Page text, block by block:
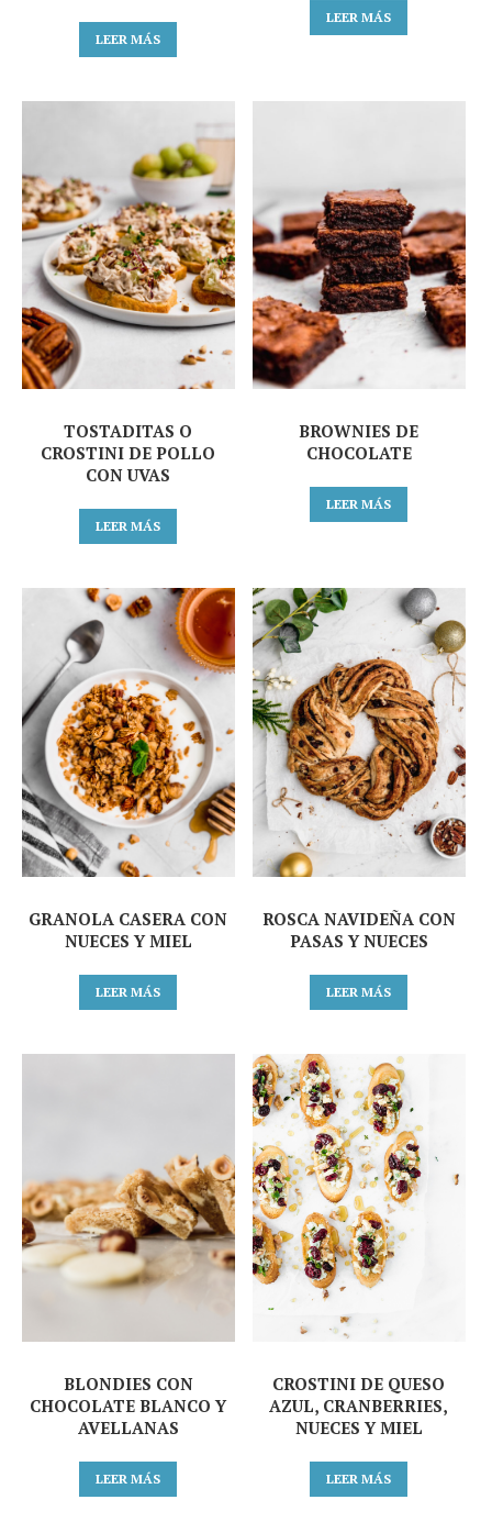
LEER MÁS
LEER MÁS
TOSTADITAS O
CROSTINI DE POLLO
CON UVAS
LEER MÁS
BROWNIES DE
CHOCOLATE
LEER MÁS
GRANOLA CASERA CON
NUECES Y MIEL
LEER MÁS
ROSCA NAVIDEÑA CON
PASAS Y NUECES
LEER MÁS
BLONDIES CON
CHOCOLATE BLANCO Y
AVELLANAS
LEER MÁS
CROSTINI DE QUESO
AZUL, CRANBERRIES,
NUECES Y MIEL
LEER MÁS